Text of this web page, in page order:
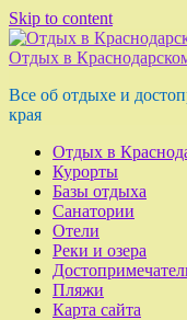
Skip to content
Отдых в
Все об отдыхе и
края
Отдых в
Курорты
Базы отдыха
Санатории
Отели
Реки и озера
Пляжи
Карта сайта